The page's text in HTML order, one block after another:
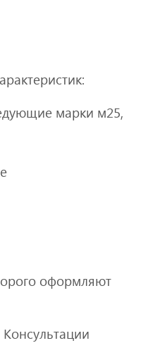
марки м25,
оформляют